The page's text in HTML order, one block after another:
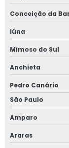
Preço projeto
Preço de projeto
Preço projeto
Prestação de
Projeto
Projeto de
Projeto de
Conceição da
Iúna
Mimoso do Sul
Anchieta
Pedro Canário
São Paulo
Amparo
Araras